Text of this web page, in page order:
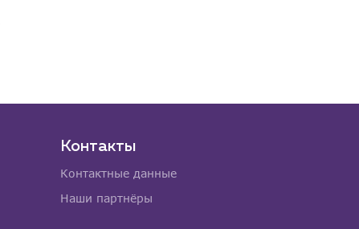
Контакты
Контактные данные
Наши партнёры